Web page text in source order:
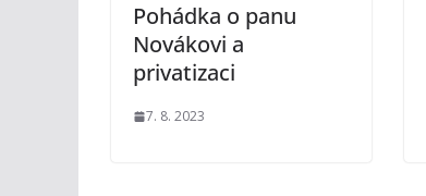
Pohádka o panu
Novákovi a
privatizaci
7. 8. 2023